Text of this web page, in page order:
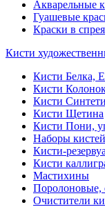
Акварельные
Гуашевые
Краски в
Кисти
Кисти Белка,
Кисти
Кисти
Кисти Щетина
Кисти Пони,
Наборы кистей
Кисти-
Кисти
Мастихины
Поролоновые,
Очистители